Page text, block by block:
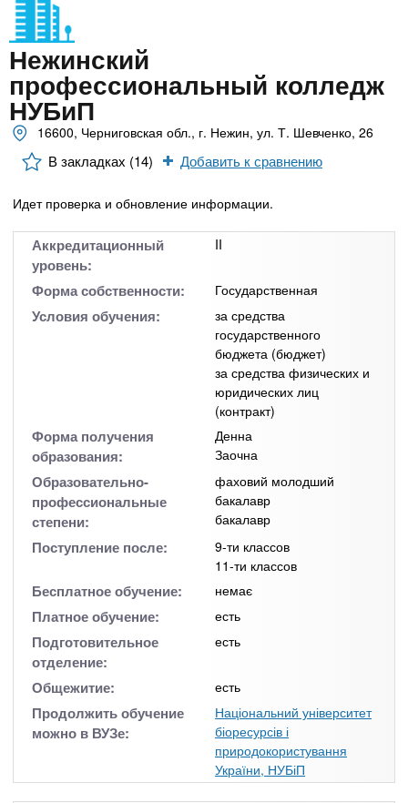
n
t
s
.
i
n
х
з
а
в
е
д
и
Онлайн курсы
Нежинский
профессиональный колледж
НУБиП
16600, Черниговская обл., г. Нежин, ул. Т. Шевченко, 26
В закладках (14) Добавить к сравнению
Идет проверка и обновление информации.
Аккредитационный
уровень:
II
Форма собственности: Государственная
Условия обучения:
за средства
государственного
бюджета (бюджет)
за средства физических и
юридических лиц
(контракт)
Форма получения
образования:
Денна
Заочна
Образовательно-
профессиональные
степени:
фаховий молодший
бакалавр
бакалавр
Поступление после:
9-ти классов
11-ти классов
Бесплатное обучение: немає
Платное обучение: есть
Подготовительное
отделение:
есть
Общежитие: есть
Продолжить обучение
можно в ВУЗе:
Національний університет
біоресурсів і
природокористування
України, НУБіП